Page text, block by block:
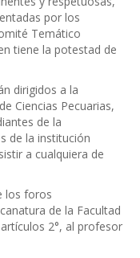
por los
Temático
tiene la potestad de
dirigidos a la
Ciencias Pecuarias,
de la
de la institución
a cualquiera de
los foros
de la Facultad
2°, al profesor